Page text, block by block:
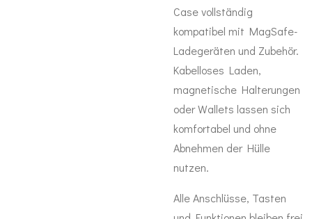
Case vollständig
kompatibel mit MagSafe-
Ladegeräten und Zubehör.
Kabelloses Laden,
magnetische Halterungen
oder Wallets lassen sich
komfortabel und ohne
Abnehmen der Hülle
nutzen.
Alle Anschlüsse, Tasten